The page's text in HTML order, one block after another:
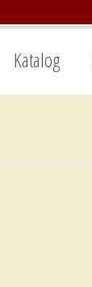
Katalog